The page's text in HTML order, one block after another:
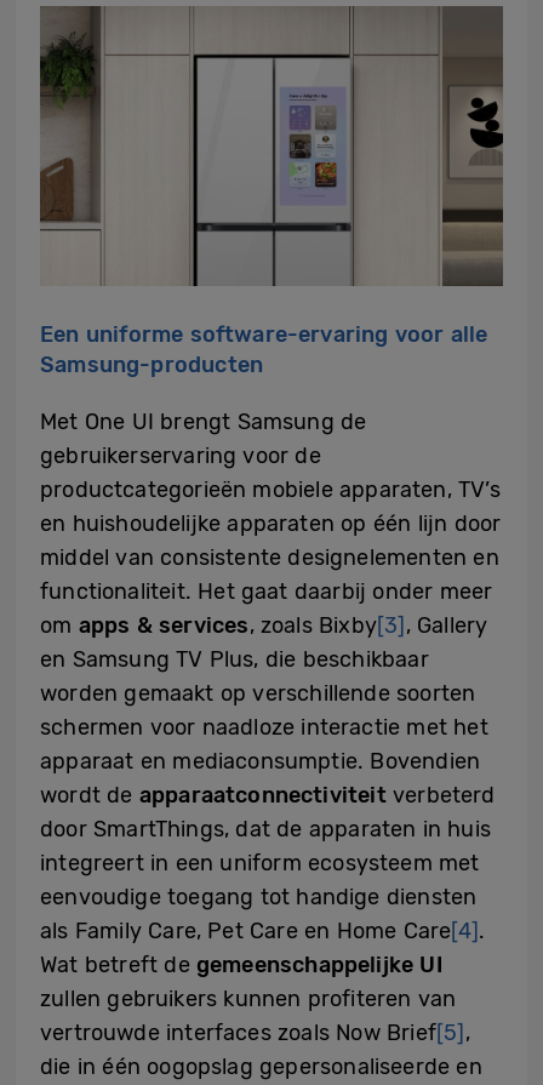
Een uniforme software-ervaring voor alle
Samsung-producten
Met One UI brengt Samsung de
gebruikerservaring voor de
productcategorieën mobiele apparaten, TV’s
en huishoudelijke apparaten op één lijn door
middel van consistente designelementen en
functionaliteit. Het gaat daarbij onder meer
om apps & services, zoals Bixby[3] , Gallery
en Samsung TV Plus, die beschikbaar
worden gemaakt op verschillende soorten
schermen voor naadloze interactie met het
apparaat en mediaconsumptie. Bovendien
wordt de apparaatconnectiviteitverbeterd
door SmartThings, dat de apparaten in huis
integreert in een uniform ecosysteem met
eenvoudige toegang tot handige diensten
als Family Care, Pet Care en Home Care[4].
Wat betreft degemeenschappelijke UI
zullen gebruikers kunnen profiteren van
vertrouwde interfaces zoals Now Brief[5] ,
die in één oogopslag gepersonaliseerde en